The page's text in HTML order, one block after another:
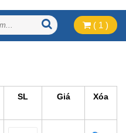
( 1 )
SL Giá Xóa